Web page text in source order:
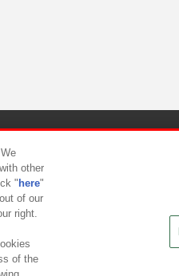
対応方針
other
" here"
of our
right.
of the